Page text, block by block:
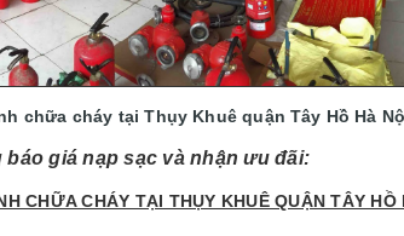
chữa cháy tại Thụy Khuê quận Tây Hồ Hà
báo giá nạp sạc và nhận ưu đãi:
CHỮA CHÁY TẠI THỤY KHUÊ QUẬN TÂY HỒ